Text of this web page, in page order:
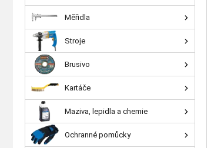
Měřidla
Stroje
Brusivo
Kartáče
Maziva, lepidla a chemie
Ochranné pomůcky